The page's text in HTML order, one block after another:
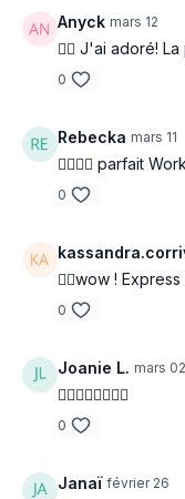
Anyck mars 12
❤️‍🔥 J'ai adoré!
0
Rebecka mars 11
❤️‍🔥❤️‍🔥 parfait
0
❤️‍🔥wow !
0
Joanie L. mars 02
❤️‍🔥❤️‍🔥❤️‍🔥❤️‍🔥
0
Janaï février 26